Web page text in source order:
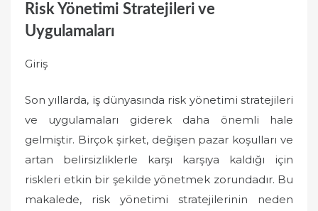
Risk Yönetimi Stratejileri ve
Uygulamaları
Giriş
Son yıllarda, iş dünyasında risk yönetimi stratejileri
ve uygulamaları giderek daha önemli hale
gelmiştir. Birçok şirket, değişen pazar koşulları ve
artan belirsizliklerle karşı karşıya kaldığı için
riskleri etkin bir şekilde yönetmek zorundadır. Bu
makalede, risk yönetimi stratejilerinin neden